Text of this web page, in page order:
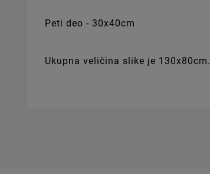
Peti deo - 30x40cm
Ukupna veličina slike je 130x80cm.